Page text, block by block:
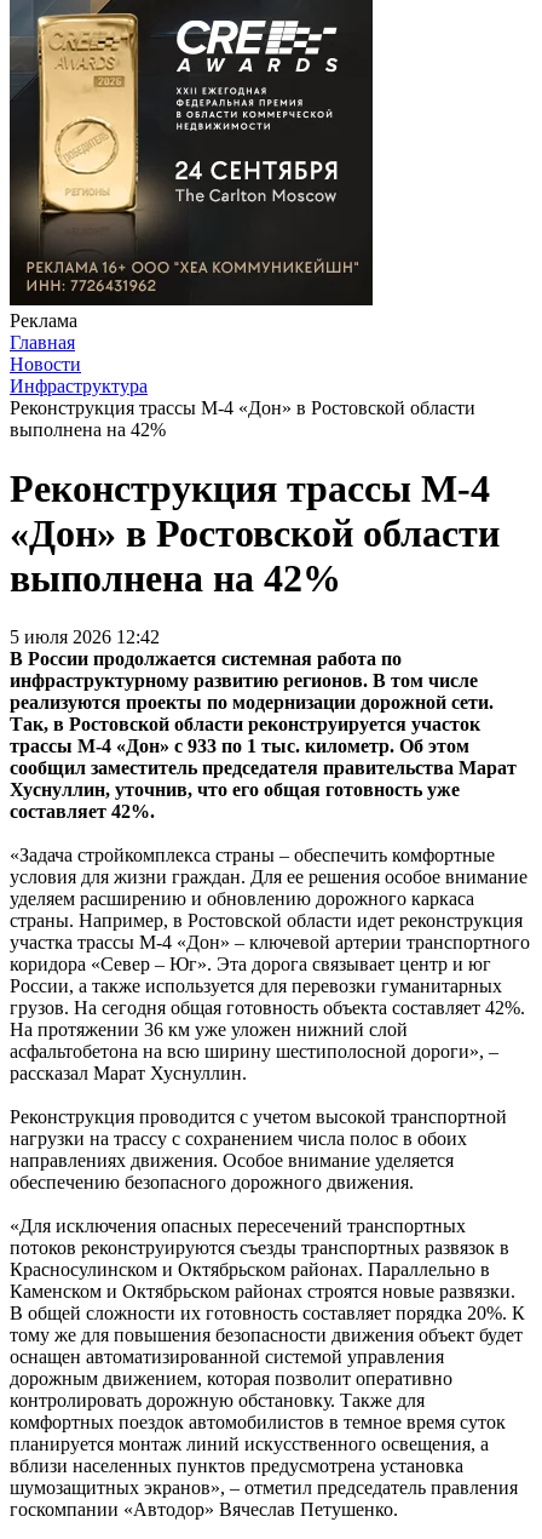
Реклама
Главная
Новости
Инфраструктура
Реконструкция трассы М-4 «Дон» в Ростовской области
выполнена на 42%
Реконструкция трассы М-4
«Дон» в Ростовской области
выполнена на 42%
5 июля 2026 12:42
В России продолжается системная работа по
инфраструктурному развитию регионов. В том числе
реализуются проекты по модернизации дорожной сети.
Так, в Ростовской области реконструируется участок
трассы М-4 «Дон» с 933 по 1 тыс. километр. Об этом
сообщил заместитель председателя правительства Марат
Хуснуллин, уточнив, что его общая готовность уже
составляет 42%.
«Задача стройкомплекса страны – обеспечить комфортные
условия для жизни граждан. Для ее решения особое внимание
уделяем расширению и обновлению дорожного каркаса
страны. Например, в Ростовской области идет реконструкция
участка трассы М-4 «Дон» – ключевой артерии транспортного
коридора «Север – Юг». Эта дорога связывает центр и юг
России, а также используется для перевозки гуманитарных
грузов. На сегодня общая готовность объекта составляет 42%.
На протяжении 36 км уже уложен нижний слой
асфальтобетона на всю ширину шестиполосной дороги», –
рассказал Марат Хуснуллин.
Реконструкция проводится с учетом высокой транспортной
нагрузки на трассу с сохранением числа полос в обоих
направлениях движения. Особое внимание уделяется
обеспечению безопасного дорожного движения.
«Для исключения опасных пересечений транспортных
потоков реконструируются съезды транспортных развязок в
Красносулинском и Октябрьском районах. Параллельно в
Каменском и Октябрьском районах строятся новые развязки.
В общей сложности их готовность составляет порядка 20%. К
тому же для повышения безопасности движения объект будет
оснащен автоматизированной системой управления
дорожным движением, которая позволит оперативно
контролировать дорожную обстановку. Также для
комфортных поездок автомобилистов в темное время суток
планируется монтаж линий искусственного освещения, а
вблизи населенных пунктов предусмотрена установка
шумозащитных экранов», – отметил председатель правления
госкомпании «Автодор» Вячеслав Петушенко.